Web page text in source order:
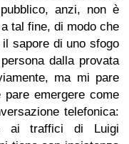
anzi, non è
tal fine, di modo che
sapore di uno sfogo
dalla provata
ma mi pare
pare emergere come
telefonica:
ai traffici di Luigi